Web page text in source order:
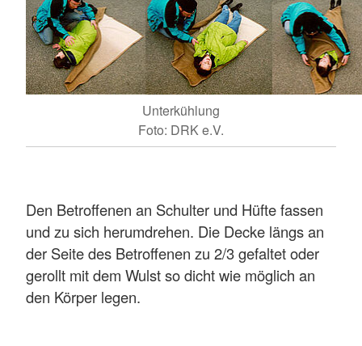
Unterkühlung
Foto: DRK e.V.
Den Betroffenen an Schulter und Hüfte fassen
und zu sich herumdrehen. Die Decke längs an
der Seite des Betroffenen zu 2/3 gefaltet oder
gerollt mit dem Wulst so dicht wie möglich an
den Körper legen.